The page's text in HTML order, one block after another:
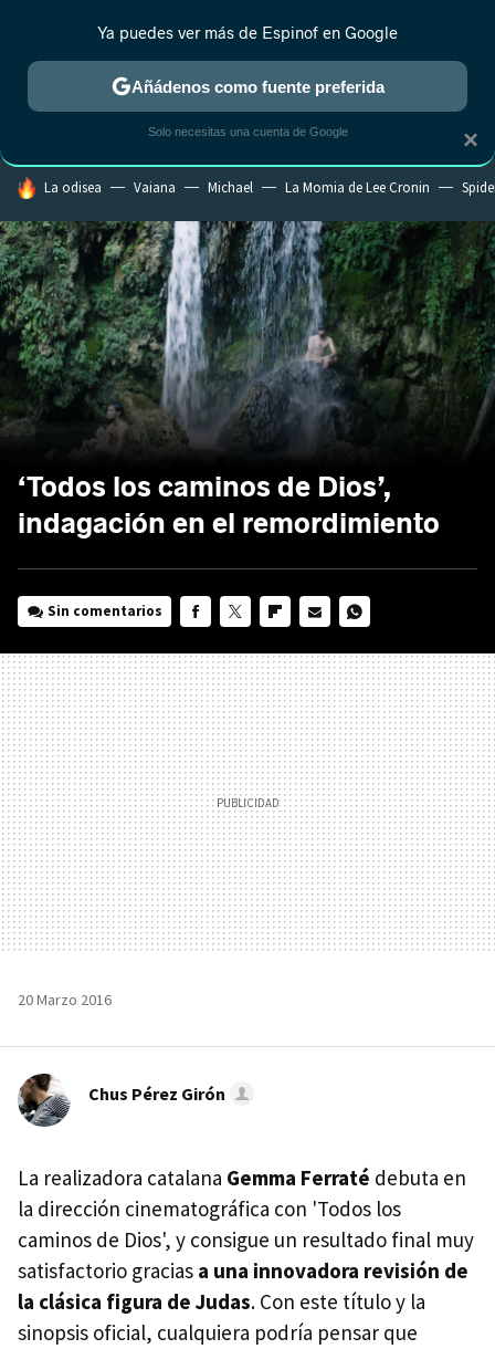
ESTRENOS REALITY ANIME RANKINGS CINE
HOY SE HABLA DE
La odisea Vaiana Michael La Momia de Lee Cronin
‘Todos los caminos de Dios’,
indagación en el remordimiento
Sin comentarios
MAIL
20 Marzo 2016
Chus Pérez Girón
La realizadora catalana Gemma Ferraté debuta en
la dirección cinematográfica con 'Todos los
caminos de Dios', y consigue un resultado final muy
satisfactorio gracias a una innovadora revisión de
la clásica figura de Judas. Con este título y la
sinopsis oficial, cualquiera podría pensar que
×
Ya puedes ver más de Espinof en Google
Añádenos como fuente preferida
Solo necesitas una cuenta de Google